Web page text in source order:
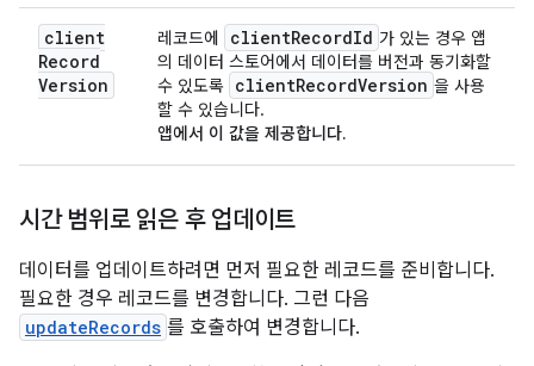
client
Record
Version
레코드에 clientRecordId 가 있는 경우 앱
의 데이터 스토어에서 데이터를 버전과 동기화할
수 있도록 clientRecordVersion 을 사용
할 수 있습니다.
앱에서 이 값을 제공합니다.
시간 범위로 읽은 후 업데이트
데이터를 업데이트하려면 먼저 필요한 레코드를 준비합니다.
필요한 경우 레코드를 변경합니다. 그런 다음
updateRecords 를 호출하여 변경합니다.